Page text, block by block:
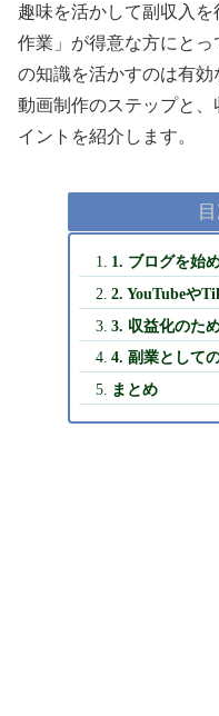
趣味を活かして副収入
作業」が得意な方にとっ
の知識を活かすのは有
動画制作のステップと
イントを紹介します。
1. ブログを始
2. YouTubeや
3. 収益化のた
4. 副業として
まとめ